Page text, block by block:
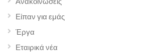
Είπαν για εμάς
Έργα
Εταιρικά νέα